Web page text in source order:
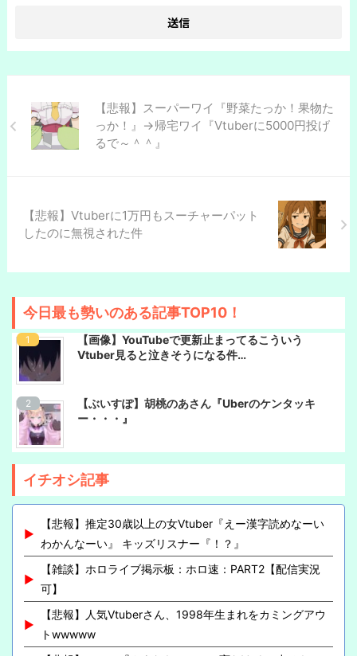
【悲報】スーパーワイ『野菜たっか！果物た
っか！』→帰宅ワイ『Vtuberに5000円投げ
るで～＾＾』
【悲報】Vtuberに1万円もスーチャーパット
したのに無視された件
今日最も勢いのある記事TOP10！
【画像】YouTubeで更新止まってるこういう
Vtuber見ると泣きそうになる件…
【ぶいすぽ】胡桃のあさん『Uberのケンタッキ
ー・・・』
イチオシ記事
【悲報】推定30歳以上の女Vtuber『えー漢字読めなーい
わかんなーい』 キッズリスナー『！？』
【雑談】ホロライブ掲示板：ホロ速：PART2【配信実況
可】
【悲報】人気Vtuberさん、1998年生まれをカミングアウ
トwwwww